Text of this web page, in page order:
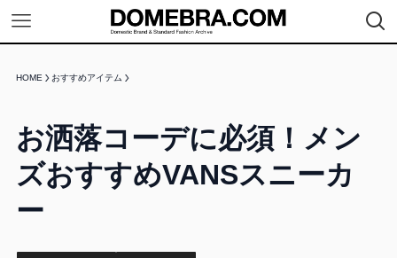
HOME おすすめアイテム
お洒落コーデに必須！メン
ズおすすめVANSスニーカ
ー